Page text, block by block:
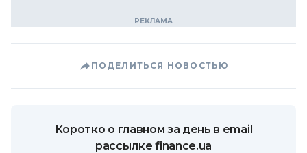
ПОДЕЛИТЬСЯ НОВОСТЬЮ
Коротко о главном за день в email
рассылке finance.ua